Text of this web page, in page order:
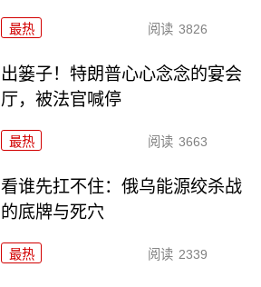
最热 阅读 3826
出篓子！特朗普心心念念的宴会
厅，被法官喊停
最热 阅读 3663
看谁先扛不住：俄乌能源绞杀战
的底牌与死穴
最热 阅读 2339